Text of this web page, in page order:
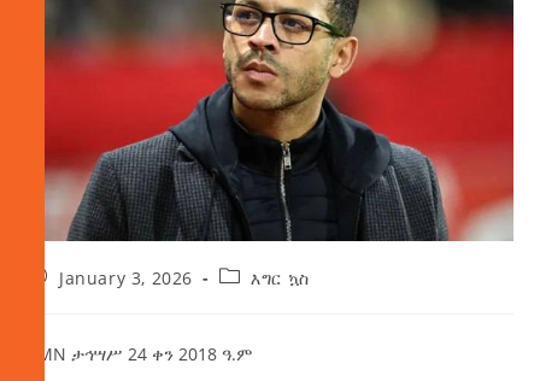
January 3, 2026 እግር ኳስ
AMN ታኅሣሥ 24 ቀን 2018 ዓ.ም